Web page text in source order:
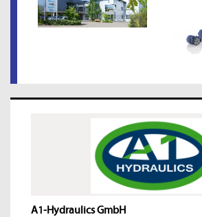
A1-Hydraulics GmbH